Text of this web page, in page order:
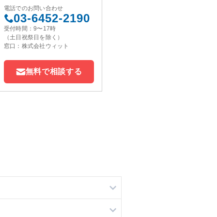
電話でのお問い合わせ
03-6452-2190
受付時間：9〜17時
（土日祝祭日を除く）
窓口：株式会社ウィット
無料で相談する